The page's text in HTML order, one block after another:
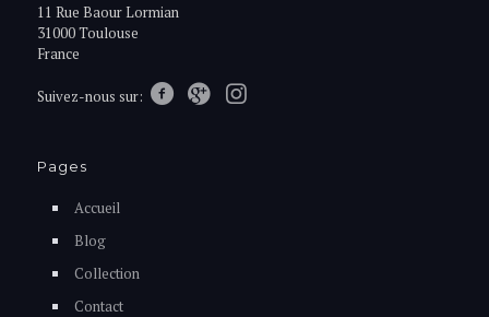
11 Rue Baour Lormian
31000 Toulouse
France
Suivez-nous sur:
Pages
Accueil
Blog
Collection
Contact